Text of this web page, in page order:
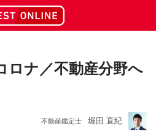
ロナ／不動産分野へ
不動産鑑定士 堀田 直紀